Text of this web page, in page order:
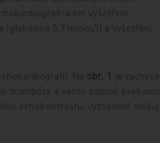
vyšetření.
(glykémie 5,7 mmol/l) a vyšetření
Na obr. 1 je
trombózy, s velmi dobrou
echokontrastu, významně